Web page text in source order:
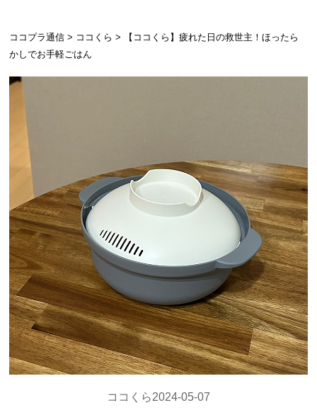
ココプラ通信 ココくら
【ココくら】疲れた日の救世主！ほったら
かしでお手軽ごはん
ココくら2024-05-07